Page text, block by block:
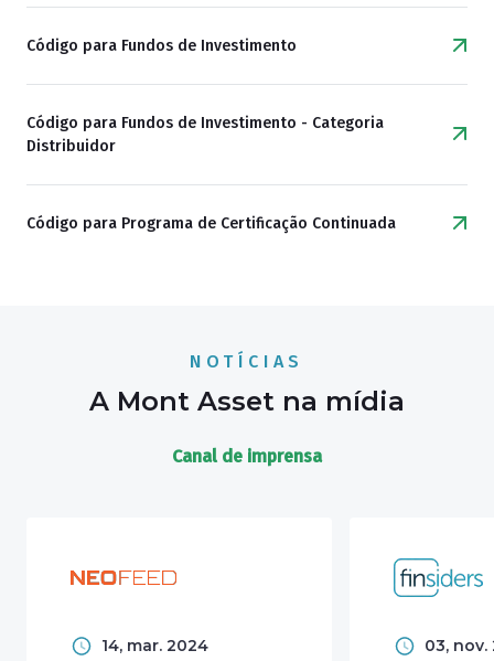
Código para Fundos de Investimento
Código para Fundos de Investimento - Categoria
Distribuidor
Código para Programa de Certificação Continuada
NOTÍCIAS
A Mont Asset na mídia
Canal de imprensa
14, mar. 2024 03, nov.